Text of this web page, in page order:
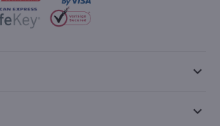
keyboard_arrow_down
keyboard_arrow_down